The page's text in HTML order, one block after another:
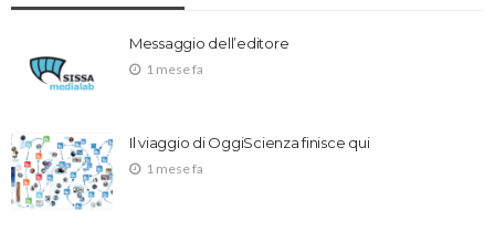
Messaggio dell’editore
1 mese fa
Il viaggio di OggiScienza finisce qui
1 mese fa